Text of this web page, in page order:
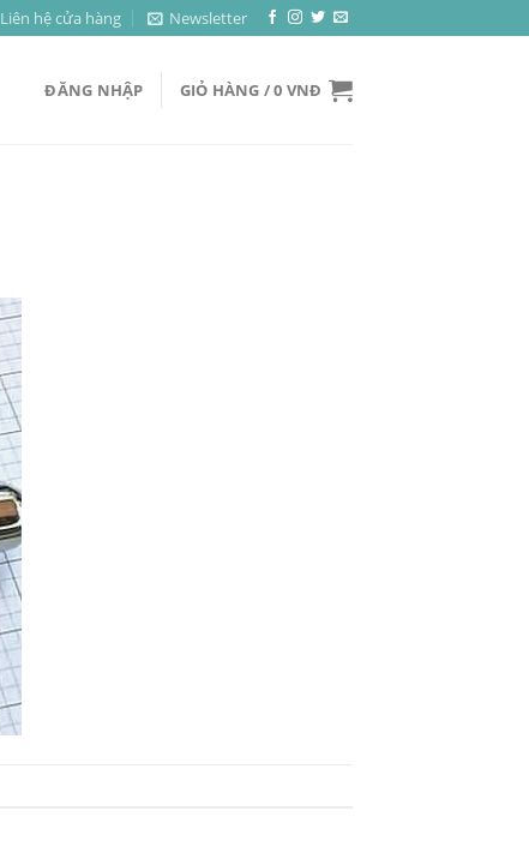
Liên hệ cửa hàng Newsletter
ĐĂNG NHẬP GIỎ HÀNG /0 VNĐ